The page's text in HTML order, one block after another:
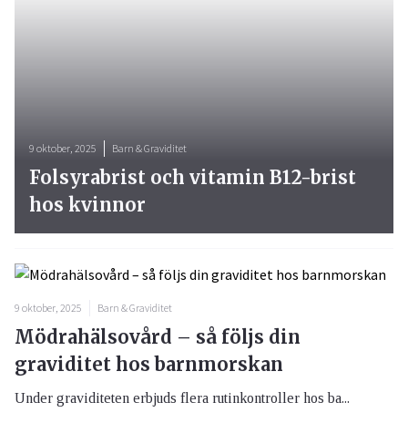
9 oktober, 2025 Barn & Graviditet
Folsyrabrist och vitamin B12-brist
hos kvinnor
9 oktober, 2025 Barn & Graviditet
Mödrahälsovård – så följs din
graviditet hos barnmorskan
Under graviditeten erbjuds flera rutinkontroller hos ba...